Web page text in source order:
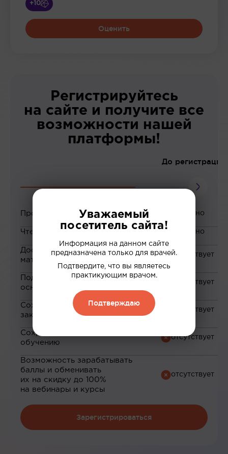
+10
Оценить
Регистрируйтесь
на сайте и получите все
возможности нашей
платформы!
До регистрации
Просмотр вебинаров
Чтение статей
Доступ к закрытым
материалам
Подборка материалов на
основе ваших интересов
Сохранение материалов в
закладки
Сохранение прогресса по
обучению
Возможность зарабатывать
баллы и обменивать
их на скидку до 100%
на вебинары и курсы
Зарегистрироваться
Уважаемый
посетитель сайта!
Информация на данном сайте
предназначена только для врачей.
Подтвердите, что вы являетесь
практикующим врачом.
Подтверждаю